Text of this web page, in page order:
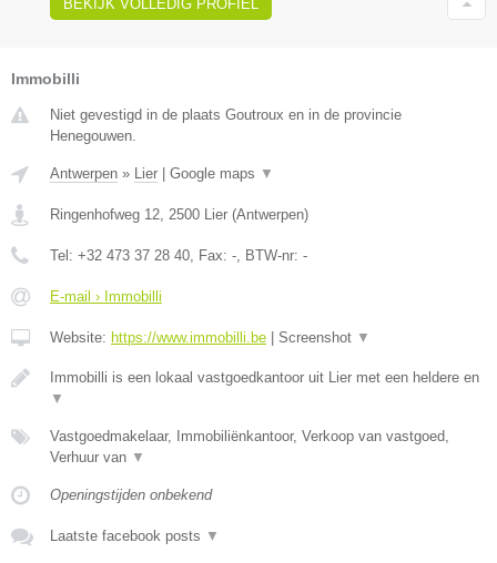
BEKIJK VOLLEDIG PROFIEL
Immobilli
Niet gevestigd in de plaats Goutroux en in de provincie
Henegouwen.
Antwerpen » Lier Google maps ▼
Ringenhofweg 12, 2500 Lier (Antwerpen)
Tel: +32 473 37 28 40, Fax: -, BTW-nr: -
E-mail › Immobilli
Website: https://www.immobilli.be Screenshot ▼
Immobilli is een lokaal vastgoedkantoor uit Lier met een heldere en
▼
Vastgoedmakelaar, Immobiliënkantoor, Verkoop van vastgoed,
Verhuur van ▼
Openingstijden onbekend
Laatste facebook posts ▼